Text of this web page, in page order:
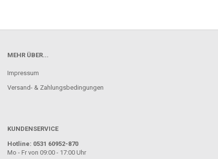
MEHR ÜBER...
Impressum
Versand- & Zahlungsbedingungen
KUNDENSERVICE
Hotline: 0531 60952-870
Mo - Fr von 09:00 - 17:00 Uhr